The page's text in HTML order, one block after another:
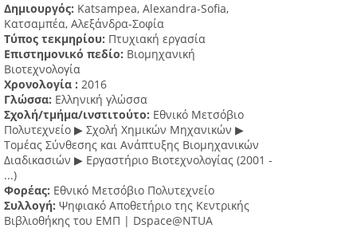
Δημιουργός: Katsampea, Alexandra-Sofia,
Κατσαμπέα, Αλεξάνδρα-Σοφία
Τύπος τεκμηρίου: Πτυχιακή εργασία
Επιστημονικό πεδίο: Βιομηχανική
Βιοτεχνολογία
Χρονολογία : 2016
Γλώσσα: Ελληνική γλώσσα
Σχολή/τμήμα/ινστιτούτο: Εθνικό Μετσόβιο
Πολυτεχνείο ▶ Σχολή Χημικών Μηχανικών ▶
Τομέας Σύνθεσης και Ανάπτυξης Βιομηχανικών
Διαδικασιών ▶ Εργαστήριο Βιοτεχνολογίας (2001 -
...)
Φορέας: Εθνικό Μετσόβιο Πολυτεχνείο
Συλλογή: Ψηφιακό Αποθετήριο της Κεντρικής
Βιβλιοθήκης του ΕΜΠ | Dspace@NTUA